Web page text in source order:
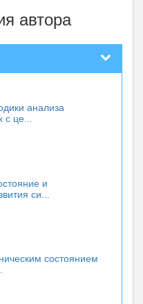
автора
анализа
це...
и
си...
состоянием